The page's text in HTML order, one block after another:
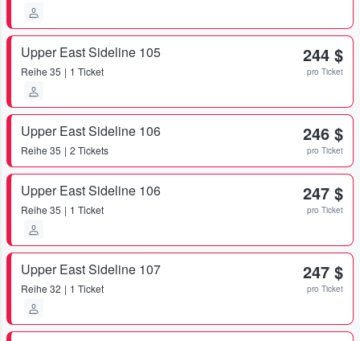
Upper East Sideline 105
Reihe 35 1 Ticket
244 $
pro Ticket
Upper East Sideline 106
Reihe 35 2 Tickets
246 $
pro Ticket
Upper East Sideline 106
Reihe 35 1 Ticket
247 $
pro Ticket
Upper East Sideline 107
Reihe 32 1 Ticket
247 $
pro Ticket